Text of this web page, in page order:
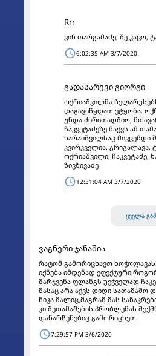
Rrr
ვინ თარგამაძე, შე
6:02:35 AM 3/7/2020
გადასარევი გიორგი
ოქრიაშვილმა
დაგავიწყდათ ეტყობა.
უნდა ძირითადშიო,
ჩაკვეტაძეზე მაქვს ამ
ხარაიშვილსაც მივცემდი
კვირკველია, გრიგალავა,
ოქრიაშვილი, ჩაკვეტაძე,
ზივზივაძე
12:31:04 AM 3/7/2020
ყველა
ვაგნერი ჯანაშია
რატომ გამორიცხავთ
იქნება იმდენად
მარჯვენა ფლანგს უეჭველად
მასაც არა აქვს დიდი სათამაშო
ნიკა მალიც,მაგრამ მას
კი შეთამაშების პრობლემას
დანარჩენებიც გამორიცხეთ.
7:29:57 PM 3/6/2020